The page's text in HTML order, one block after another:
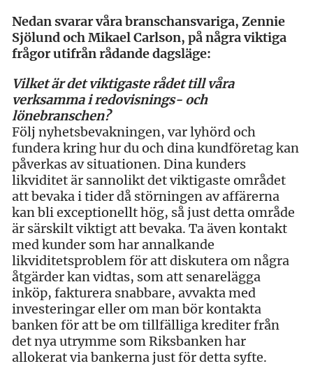
Nedan svarar våra branschansvariga, Zennie
Sjölund och Mikael Carlson, på några viktiga
frågor utifrån rådande dagsläge:
Vilket är det viktigaste rådet till våra
verksamma i redovisnings- och
lönebranschen?
Följ nyhetsbevakningen, var lyhörd och
fundera kring hur du och dina kundföretag kan
påverkas av situationen. Dina kunders
likviditet är sannolikt det viktigaste området
att bevaka i tider då störningen av affärerna
kan bli exceptionellt hög, så just detta område
är särskilt viktigt att bevaka. Ta även kontakt
med kunder som har annalkande
likviditetsproblem för att diskutera om några
åtgärder kan vidtas, som att senarelägga
inköp, fakturera snabbare, avvakta med
investeringar eller om man bör kontakta
banken för att be om tillfälliga krediter från
det nya utrymme som Riksbanken har
allokerat via bankerna just för detta syfte.